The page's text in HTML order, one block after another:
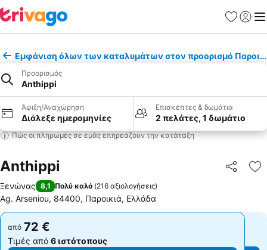
Εμφάνιση όλων των καταλυμάτων στον προορισμό
Προορισμός
Anthippi
Άφιξη/Αναχώρηση
Διάλεξε ημερομηνίες
Επισκέπτες & δωμάτια
2 πελάτες, 1 δωμάτιο
Πώς οι πληρωμές σε εμάς επηρεάζουν την κατάταξη
Anthippi
Ξενώνας 8,1 Πολύ καλό (216 αξιολογήσεις)
Ag. Arseniou, 84400, Παροικιά, Ελλάδα
από 72 €
Τιμές από 6 ιστότοπους
από 72 €
Τιμές από 6 ιστότοπους